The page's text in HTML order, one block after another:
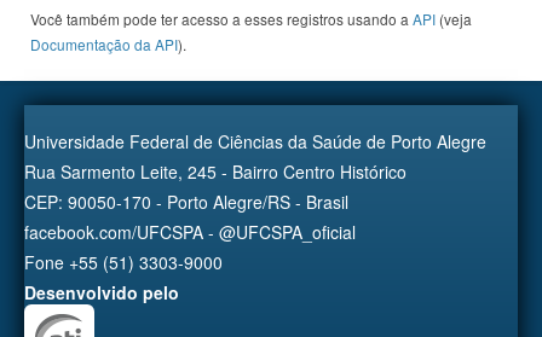
Você também pode ter acesso a esses registros usando a API (veja
Documentação da API).
Universidade Federal de Ciências da Saúde de Porto Alegre
Rua Sarmento Leite, 245 - Bairro Centro Histórico
CEP: 90050-170 - Porto Alegre/RS - Brasil
facebook.com/UFCSPA - @UFCSPA_oficial
Fone +55 (51) 3303-9000
Desenvolvido pelo